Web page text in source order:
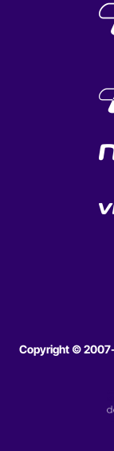
Copyright ©